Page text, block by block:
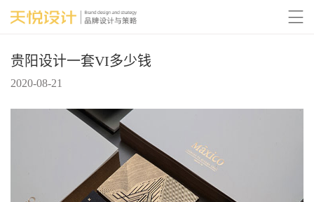

贵阳设计一套VI多少钱
2020-08-21